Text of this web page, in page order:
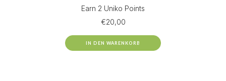
Earn 2 Uniko Points
€20,00
IN DEN WARENKORB